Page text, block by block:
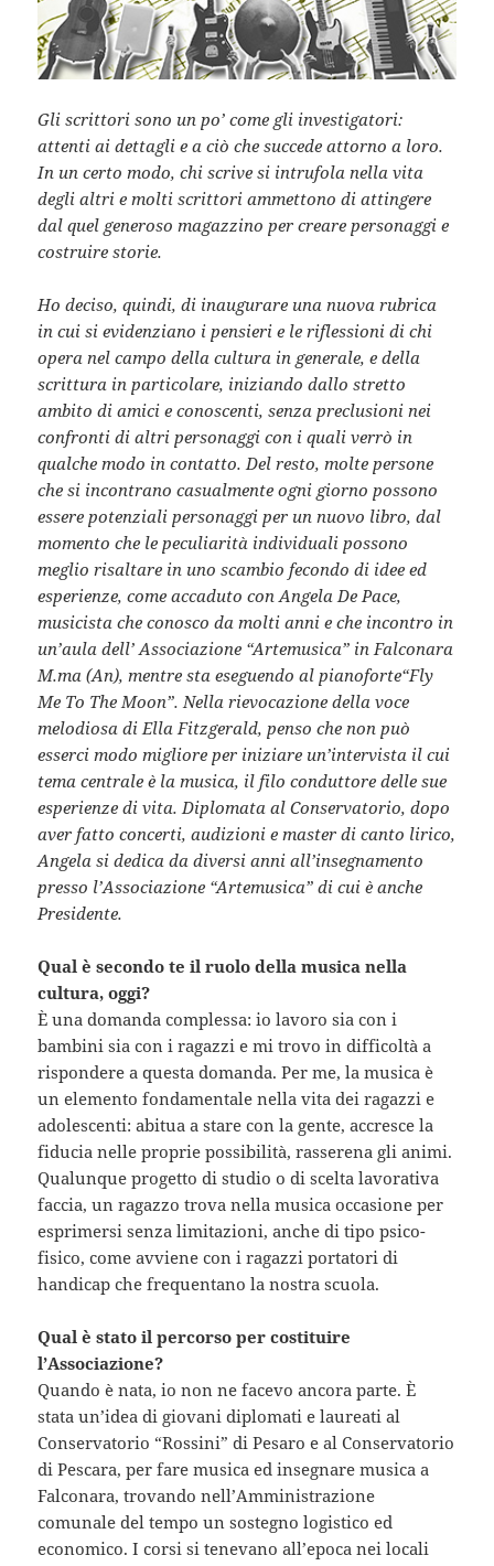
Gli scrittori sono un po’ come gli investigatori:
attenti ai dettagli e a ciò che succede attorno a loro.
In un certo modo, chi scrive si intrufola nella vita
degli altri e molti scrittori ammettono di attingere
dal quel generoso magazzino per creare personaggi e
costruire storie.
Ho deciso, quindi, di inaugurare una nuova rubrica
in cui si evidenziano i pensieri e le riflessioni di chi
opera nel campo della cultura in generale, e della
scrittura in particolare, iniziando dallo stretto
ambito di amici e conoscenti, senza preclusioni nei
confronti di altri personaggi con i quali verrò in
qualche modo in contatto. Del resto, molte persone
che si incontrano casualmente ogni giorno possono
essere potenziali personaggi per un nuovo libro, dal
momento che le peculiarità individuali possono
meglio risaltare in uno scambio fecondo di idee ed
esperienze, come accaduto con Angela De Pace,
musicista che conosco da molti anni e che incontro in
un’aula dell’ Associazione “Artemusica” in Falconara
M.ma (An), mentre sta eseguendo al pianoforte“Fly
Me To The Moon”. Nella rievocazione della voce
melodiosa di Ella Fitzgerald, penso che non può
esserci modo migliore per iniziare un’intervista il cui
tema centrale è la musica, il filo conduttore delle sue
esperienze di vita. Diplomata al Conservatorio, dopo
aver fatto concerti, audizioni e master di canto lirico,
Angela si dedica da diversi anni all’insegnamento
presso l’Associazione “Artemusica” di cui è anche
Presidente.
Qual è secondo te il ruolo della musica nella
cultura, oggi?
È una domanda complessa: io lavoro sia con i
bambini sia con i ragazzi e mi trovo in difficoltà a
rispondere a questa domanda. Per me, la musica è
un elemento fondamentale nella vita dei ragazzi e
adolescenti: abitua a stare con la gente, accresce la
fiducia nelle proprie possibilità, rasserena gli animi.
Qualunque progetto di studio o di scelta lavorativa
faccia, un ragazzo trova nella musica occasione per
esprimersi senza limitazioni, anche di tipo psico-
fisico, come avviene con i ragazzi portatori di
handicap che frequentano la nostra scuola.
Qual è stato il percorso per costituire
l’Associazione?
Quando è nata, io non ne facevo ancora parte. È
stata un’idea di giovani diplomati e laureati al
Conservatorio “Rossini” di Pesaro e al Conservatorio
di Pescara, per fare musica ed insegnare musica a
Falconara, trovando nell’Amministrazione
comunale del tempo un sostegno logistico ed
economico. I corsi si tenevano all’epoca nei locali